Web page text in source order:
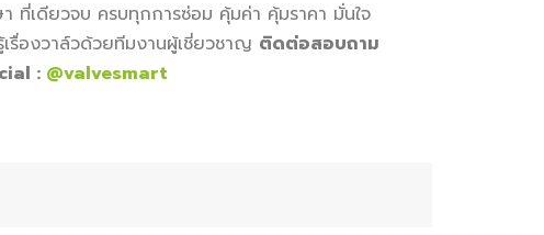
ที่เดียวจบ ครบทุกการซ่อม คุ้มค่า คุ้มราคา มั่นใจ
รื่องวาล์วด้วยทีมงานผู้เชี่ยวชาญ ติดต่อสอบถาม
: @valvesmart